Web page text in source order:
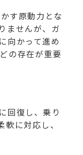
す原動力とな
ませんが、ガ
向かって進め
の存在が重要
回復し、乗り
に対応し、